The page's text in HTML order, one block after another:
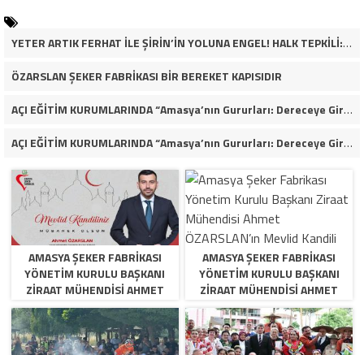
YETER ARTIK FERHAT İLE ŞİRİN’İN YOLUNA ENGEL! HALK TEPKİLİ: “YOLU KAPATMAK ÇÖZÜM DEĞİL, GÖREVİNİ YAP!”
ÖZARSLAN ŞEKER FABRİKASI BİR BEREKET KAPISIDIR
AÇI EĞİTİM KURUMLARINDA “Amasya’nın Gururları: Dereceye Giren Öğrenciler İçin Anlamlı Tören”
AÇI EĞİTİM KURUMLARINDA “Amasya’nın Gururları: Dereceye Giren Öğrenciler İçin Anlamlı Tören”
AMASYA ŞEKER FABRIKASI
YÖNETIM KURULU BAŞKANI
ZIRAAT MÜHENDISI AHMET
ÖZARSLAN’IN MEVLID KANDILI
MESAJI
AMASYA ŞEKER FABRIKASI
YÖNETIM KURULU BAŞKANI
ZIRAAT MÜHENDISI AHMET
ÖZARSLAN’IN MEVLID KANDILI
MESAJI